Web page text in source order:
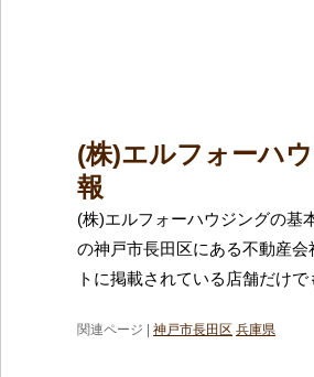
(株)エルフォーハ
報
(株)エルフォーハウジングの基
の神戸市長田区にある不動産
トに掲載されている店舗だけ
関連ページ | 神戸市長田区 兵庫県